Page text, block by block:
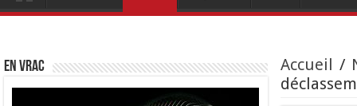
Accueil /
EN VRAC